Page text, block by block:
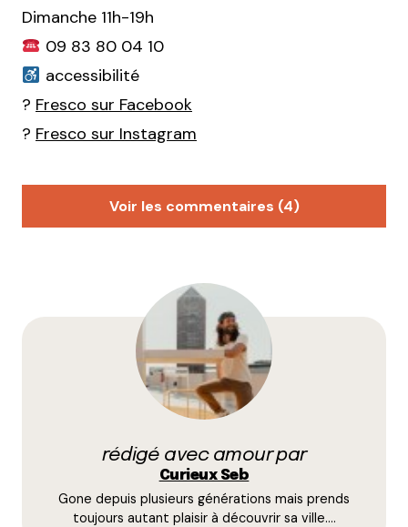
Dimanche 11h-19h
09 83 80 04 10
accessibilité
? Fresco sur Facebook
? Fresco sur Instagram
Voir les commentaires (4)
Oui fresco est très intéressant, mais il faudrait aller
tester la vraie et là divine glace italienne !!
Celle dont on se souvient du goût pendant des
Au pied du Vatican il a de très bonnes adresses.
ça donne également très envie en effet. Mais
Curieux Seb
rédigé avec amour par
Curieux Seb
Gone depuis plusieurs générations mais prends
toujours autant plaisir à découvrir sa ville.…